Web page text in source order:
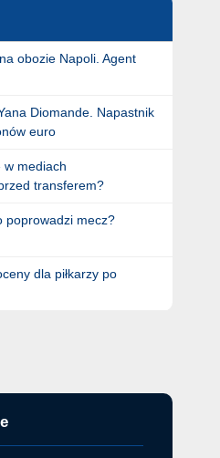
obozie Napoli. Agent
Diomande. Napastnik
euro
w mediach
transferem?
poprowadzi mecz?
dla piłkarzy po